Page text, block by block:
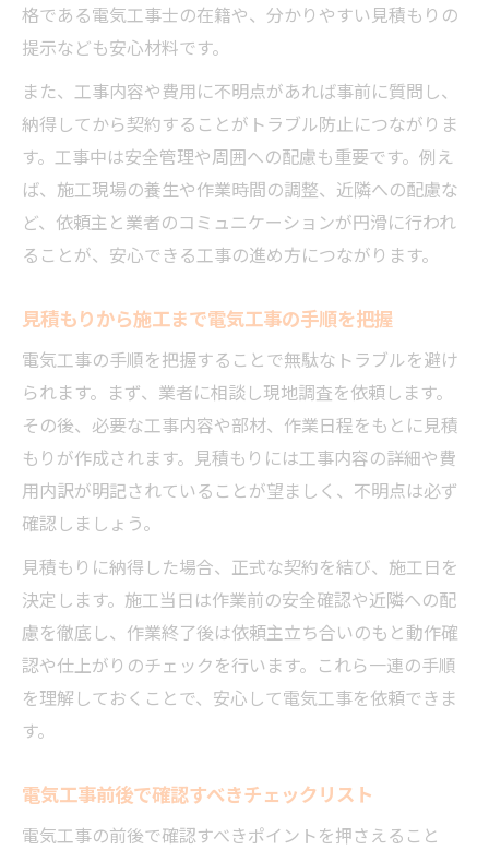
格である電気工事士の在籍や、分かりやすい見積もりの
提示なども安心材料です。
また、工事内容や費用に不明点があれば事前に質問し、
納得してから契約することがトラブル防止につながりま
す。工事中は安全管理や周囲への配慮も重要です。例え
ば、施工現場の養生や作業時間の調整、近隣への配慮な
ど、依頼主と業者のコミュニケーションが円滑に行われ
ることが、安心できる工事の進め方につながります。
見積もりから施工まで電気工事の手順を把握
電気工事の手順を把握することで無駄なトラブルを避け
られます。まず、業者に相談し現地調査を依頼します。
その後、必要な工事内容や部材、作業日程をもとに見積
もりが作成されます。見積もりには工事内容の詳細や費
用内訳が明記されていることが望ましく、不明点は必ず
確認しましょう。
見積もりに納得した場合、正式な契約を結び、施工日を
決定します。施工当日は作業前の安全確認や近隣への配
慮を徹底し、作業終了後は依頼主立ち合いのもと動作確
認や仕上がりのチェックを行います。これら一連の手順
を理解しておくことで、安心して電気工事を依頼できま
す。
電気工事前後で確認すべきチェックリスト
電気工事の前後で確認すべきポイントを押さえること